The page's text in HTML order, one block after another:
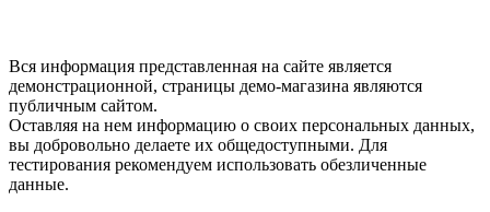
Вся информация представленная на сайте является
демонстрационной, страницы демо-магазина являются
публичным сайтом.
Оставляя на нем информацию о своих персональных данных,
вы добровольно делаете их общедоступными. Для
тестирования рекомендуем использовать обезличенные
данные.